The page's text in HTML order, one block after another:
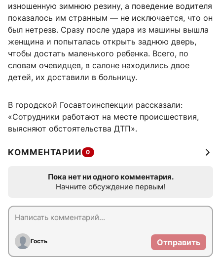
изношенную зимнюю резину, а поведение водителя
показалось им странным — не исключается, что он
был нетрезв. Сразу после удара из машины вышла
женщина и попыталась открыть заднюю дверь,
чтобы достать маленького ребенка. Всего, по
словам очевидцев, в салоне находились двое
детей, их доставили в больницу.
В городской Госавтоинспекции рассказали:
«Сотрудники работают на месте происшествия,
выясняют обстоятельства ДТП».
КОММЕНТАРИИ 0
Пока нет ни одного комментария.
Начните обсуждение первым!
Гость Отправить